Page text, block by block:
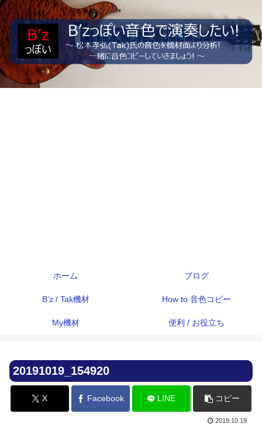
ホーム ブログ
B’z / Tak機材 How to 音色コピー
My機材 便利 / お役立ち
20191019_154920
X Facebook LINE コピー
2019.10.19